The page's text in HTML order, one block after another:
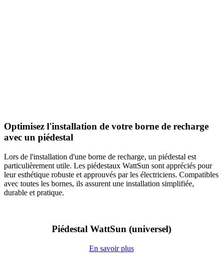
Optimisez l'installation de votre borne de recharge
avec un piédestal
Lors de l'installation d'une borne de recharge, un piédestal est
particulièrement utile. Les piédestaux WattSun sont appréciés pour
leur esthétique robuste et approuvés par les électriciens. Compatibles
avec toutes les bornes, ils assurent une installation simplifiée,
durable et pratique.
Piédestal WattSun (universel)
En savoir plus